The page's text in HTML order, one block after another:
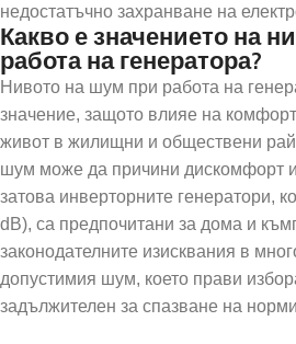
недостатъчно захранване на
Какво е значението на
работа на генератора?
Нивото на шум при работа на
значение, защото влияе на
живот в жилищни и обществени
шум може да причини дискомфорт
затова инверторните генератори,
dB), са предпочитани за дома и
законодателните изисквания в
допустимия шум, което прави
задължителен за спазване на